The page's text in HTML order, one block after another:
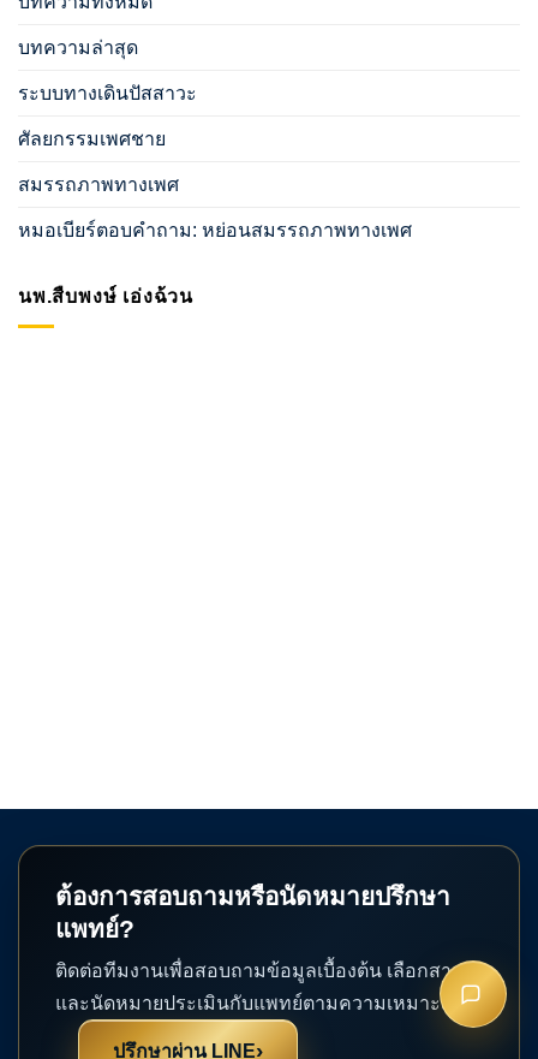
บทความล่าสุด
ระบบทางเดินปัสสาวะ
ศัลยกรรมเพศชาย
สมรรถภาพทางเพศ
หมอเบียร์ตอบคำถาม: หย่อนสมรรถภาพทางเพศ
นพ.สืบพงษ์ เอ่งฉ้วน
ต้องการสอบถามหรือนัดหมายปรึกษา
แพทย์?
ติดต่อทีมงานเพื่อสอบถามข้อมูลเบื้องต้น เลือกสาขา
และนัดหมายประเมินกับแพทย์ตามความเหมาะสม
ปรึกษาผ่าน LINE›